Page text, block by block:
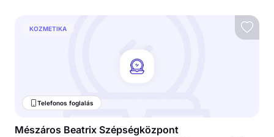
KOZMETIKA
Telefonos foglalás
Mészáros Beatrix Szépségközpont